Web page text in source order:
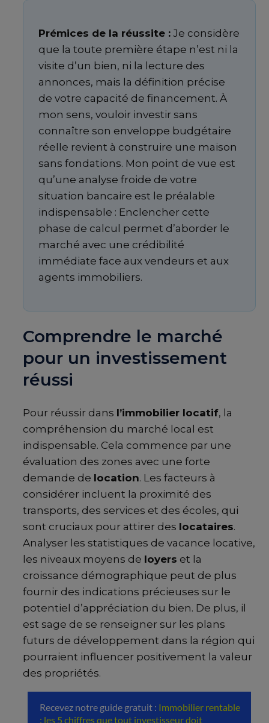
Prémices de la réussite : Je considère
que la toute première étape n’est ni la
visite d’un bien, ni la lecture des
annonces, mais la définition précise
de votre capacité de financement. À
mon sens, vouloir investir sans
connaître son enveloppe budgétaire
réelle revient à construire une maison
sans fondations. Mon point de vue est
qu’une analyse froide de votre
situation bancaire est le préalable
indispensable : Enclencher cette
phase de calcul permet d’aborder le
marché avec une crédibilité
immédiate face aux vendeurs et aux
agents immobiliers.
Comprendre le marché
pour un investissement
réussi
Pour réussir dans l’immobilier locatif, la
compréhension du marché local est
indispensable. Cela commence par une
évaluation des zones avec une forte
demande de location. Les facteurs à
considérer incluent la proximité des
transports, des services et des écoles, qui
sont cruciaux pour attirer des locataires.
Analyser les statistiques de vacance locative,
les niveaux moyens de loyers et la
croissance démographique peut de plus
fournir des indications précieuses sur le
potentiel d’appréciation du bien. De plus, il
est sage de se renseigner sur les plans
futurs de développement dans la région qui
pourraient influencer positivement la valeur
des propriétés.